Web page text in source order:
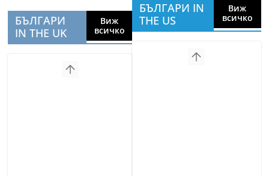
БЪЛГАРИ
IN THE UK
Виж
всичко
БЪЛГАРИ IN
THE US
Виж
всичко